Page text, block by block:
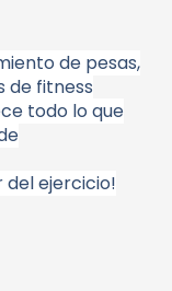
de pesas,
de fitness
todo lo que
ejercicio!